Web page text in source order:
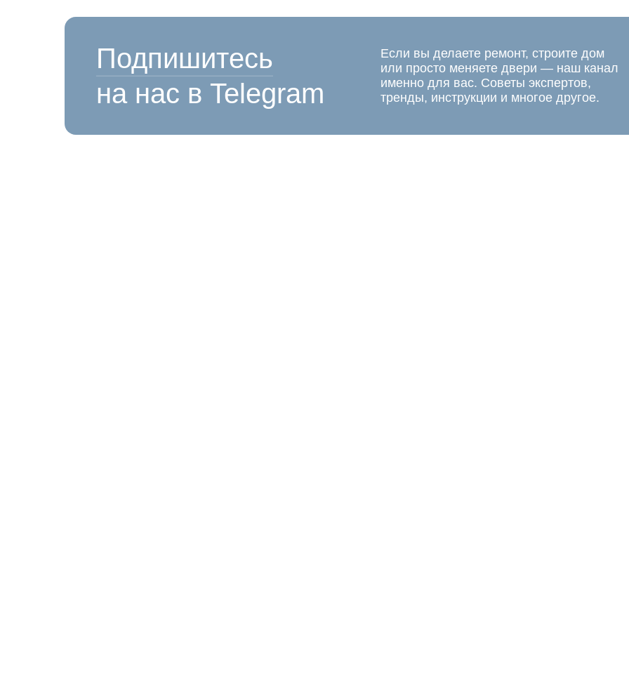
Подпишитесь
на нас в Telegram
Если вы делаете ремонт, строите дом
или просто меняете двери — наш канал
именно для вас. Советы экспертов,
тренды, инструкции и многое другое.